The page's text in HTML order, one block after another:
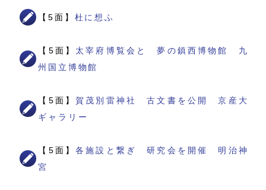
【5面】 杜に想ふ
【5面】 太宰府博覧会と 夢の鎮西博物館 九
州国立博物館
【5面】賀茂別雷神社 古文書を公開 京産大
ギャラリー
【5面】各施設と繋ぎ 研究会を開催 明治神
宮